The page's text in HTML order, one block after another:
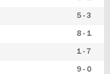
5 - 3
8 - 1
1 - 7
9 - 0